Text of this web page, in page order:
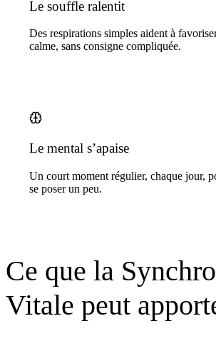
Le souffle ralentit
Des respirations simples aident à
calme, sans consigne compliquée.
Le mental s’apaise
Un court moment régulier, chaque jour,
se poser un peu.
Ce que la
Vitale peut